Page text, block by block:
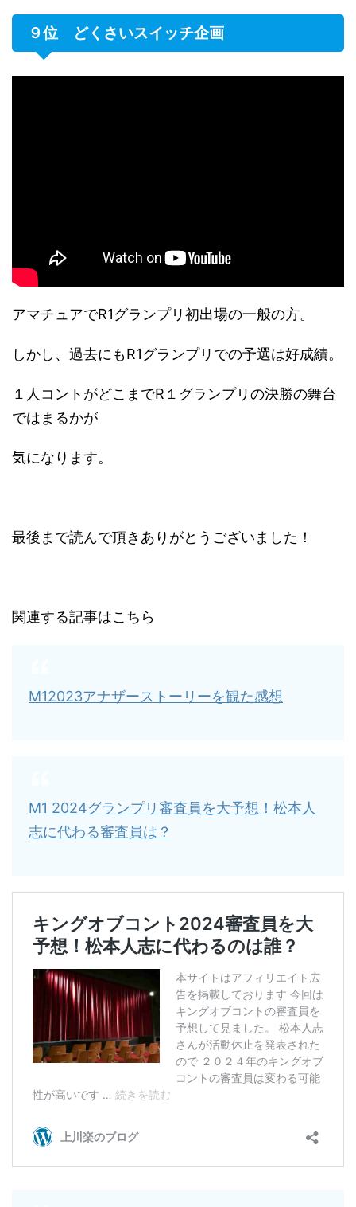
９位 どくさいスイッチ企画
アマチュアでR1グランプリ初出場の一般の方。
しかし、過去にもR1グランプリでの予選は好成績。
１人コントがどこまでR１グランプリの決勝の舞台
ではまるかが
気になります。
最後まで読んで頂きありがとうございました！
関連する記事はこちら
M12023アナザーストーリーを観た感想
M1 2024グランプリ審査員を大予想！松本人
志に代わる審査員は？